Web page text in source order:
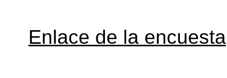
Enlace de la encuesta